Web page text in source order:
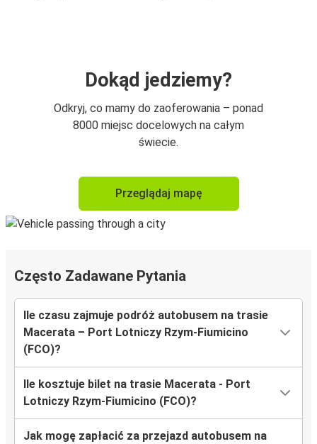
Dokąd jedziemy?
Odkryj, co mamy do zaoferowania – ponad
8000 miejsc docelowych na całym
świecie.
Przeglądaj mapę
Często Zadawane Pytania
Ile czasu zajmuje podróż autobusem na trasie
Macerata – Port Lotniczy Rzym-Fiumicino
(FCO)?
Ile kosztuje bilet na trasie Macerata - Port
Lotniczy Rzym-Fiumicino (FCO)?
Jak mogę zapłacić za przejazd autobusem na